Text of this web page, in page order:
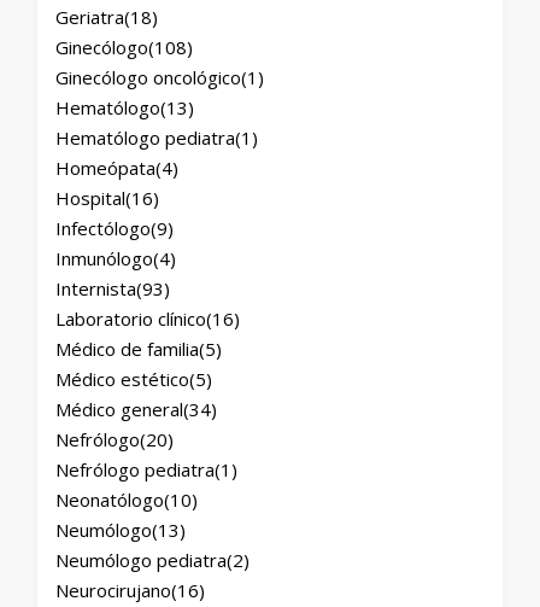
Geriatra(18)
Ginecólogo(108)
Ginecólogo oncológico(1)
Hematólogo(13)
Hematólogo pediatra(1)
Homeópata(4)
Hospital(16)
Infectólogo(9)
Inmunólogo(4)
Internista(93)
Laboratorio clínico(16)
Médico de familia(5)
Médico estético(5)
Médico general(34)
Nefrólogo(20)
Nefrólogo pediatra(1)
Neonatólogo(10)
Neumólogo(13)
Neumólogo pediatra(2)
Neurocirujano(16)